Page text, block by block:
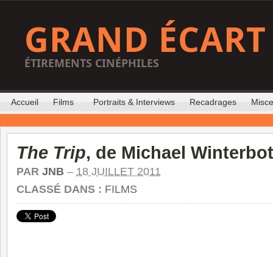
GRAND ÉCART
ÉTIREMENTS CINÉPHILES
Accueil Films Portraits & Interviews Recadrages
The Trip, de Michael
PAR JNB – 18 JUILLET 2011
CLASSÉ DANS : FILMS